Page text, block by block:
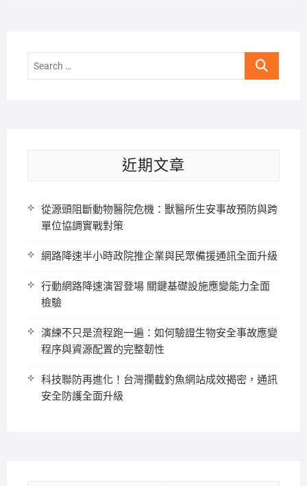
Search
近期文章
從源頭阻斷動物醫院危機：獸醫所生安事故預防與跨
單位協調實戰對策
網路降速半小時政院推企業與民眾備援通訊全面升級
行動網路降速演習登場 關鍵基礎設施應變能力全面
檢驗
演練不只是流程跑一遍：如何驗證生物安全事故應變
程序與資源配置的完整韌性
科技聯防再進化！台灣攔截釣魚網站成效揭密，通訊
安全防護全面升級